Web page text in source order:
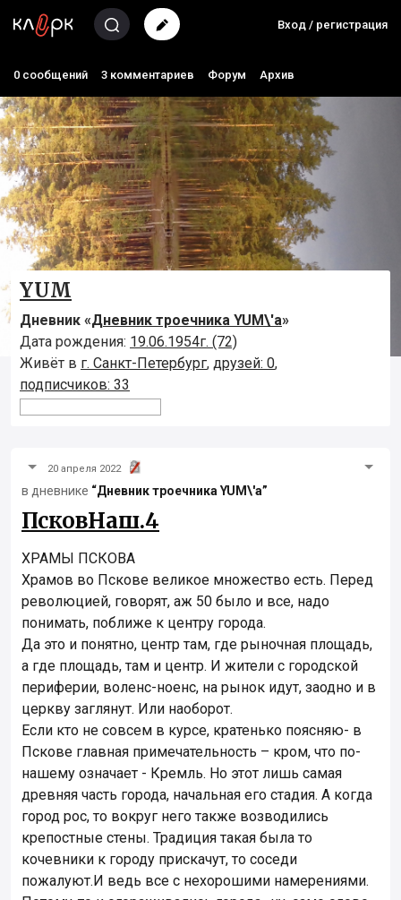
Вход / регистрация
0 сообщений 3 комментариев Форум Архив
YUM
Дневник «Дневник троечника YUM\'а»
Дата рождения: 19.06.1954г. (72)
Живёт в г. Санкт-Петербург, друзей: 0,
подписчиков: 33
20 апреля 2022
в дневнике “Дневник троечника YUM\'а”
ПсковНаш.4
ХРАМЫ ПСКОВА
Храмов во Пскове великое множество есть. Перед
революцией, говорят, аж 50 было и все, надо
понимать, поближе к центру города.
Да это и понятно, центр там, где рыночная площадь,
а где площадь, там и центр. И жители с городской
периферии, воленс-ноенс, на рынок идут, заодно и в
церкву заглянут. Или наоборот.
Если кто не совсем в курсе, кратенько поясняю- в
Пскове главная примечательность – кром, что по-
нашему означает - Кремль. Но этот лишь самая
древняя часть города, начальная его стадия. А когда
город рос, то вокруг него также возводились
крепостные стены. Традиция такая была то
кочевники к городу прискачут, то соседи
пожалуют.И ведь все с нехорошими намерениями.